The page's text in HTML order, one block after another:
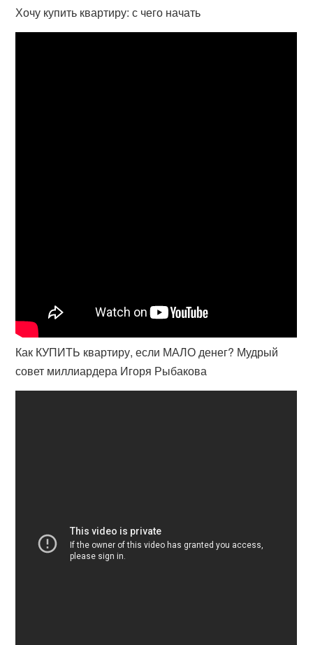
Хочу купить квартиру: с чего начать
Как КУПИТЬ квартиру, если МАЛО денег? Мудрый
совет миллиардера Игоря Рыбакова